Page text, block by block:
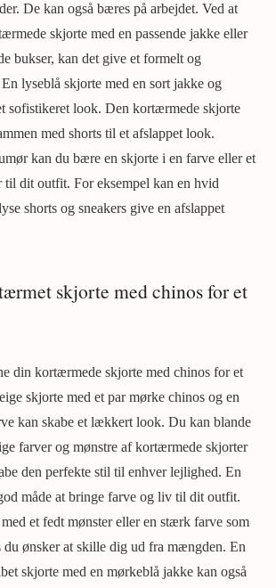
De kan også bæres på arbejdet. Ved at
skjorte med en passende jakke eller
bukser, kan det give et formelt og
lyseblå skjorte med en sort jakke og
sofistikeret look. Den kortærmede skjorte
med shorts til et afslappet look.
kan du bære en skjorte i en farve eller et
til dit outfit. For eksempel kan en hvid
shorts og sneakers give en afslappet
skjorte med chinos for et
din kortærmede skjorte med chinos for et
skjorte med et par mørke chinos og en
kan skabe et lækkert look. Du kan blande
farver og mønstre af kortærmede skjorter
den perfekte stil til enhver lejlighed. En
måde at bringe farve og liv til dit outfit.
et fedt mønster eller en stærk farve som
ønsker at skille dig ud fra mængden. En
skjorte med en mørkeblå jakke kan også